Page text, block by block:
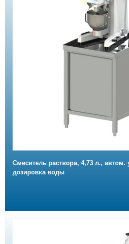
Смеситель раствора, 4,73 л., автом.
дозировка воды